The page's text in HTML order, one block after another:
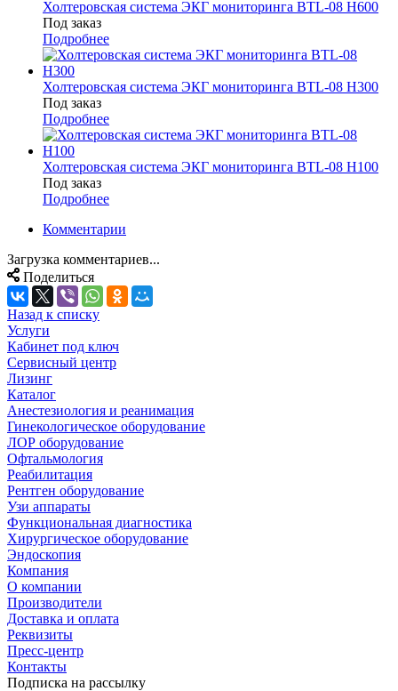
Холтеровская система ЭКГ мониторинга BTL-08 H600
Под заказ
Подробнее
Холтеровская система ЭКГ мониторинга BTL-08 H300
Под заказ
Подробнее
Холтеровская система ЭКГ мониторинга BTL-08 H100
Под заказ
Подробнее
Комментарии
Загрузка комментариев...
Поделиться
Назад к списку
Услуги
Кабинет под ключ
Сервисный центр
Лизинг
Каталог
Анестезиология и реанимация
Гинекологическое оборудование
ЛОР оборудование
Офтальмология
Реабилитация
Рентген оборудование
Узи аппараты
Функциональная диагностика
Хирургическое оборудование
Эндоскопия
Компания
О компании
Производители
Доставка и оплата
Реквизиты
Пресс-центр
Контакты
Подписка на рассылку